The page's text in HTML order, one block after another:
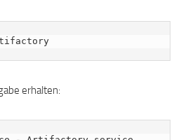
erhalten: